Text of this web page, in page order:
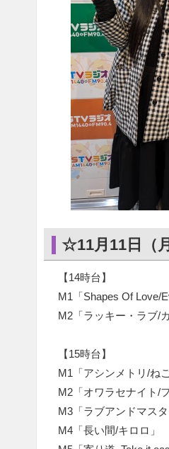
☆11月11日（
【14時台】
M1「Shapes Of Love/
M2「ラッキー・ラブ/
【15時台】
M1「アシンメトリ/ねご
M2「オワラセナイト/
M3「ラブアンドマス
M4「長い間/キロロ」